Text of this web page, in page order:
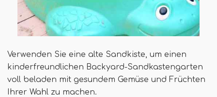
Verwenden Sie eine alte Sandkiste, um einen
kinderfreundlichen Backyard-Sandkastengarten
voll beladen mit gesundem Gemüse und Früchten
Ihrer Wahl zu machen.